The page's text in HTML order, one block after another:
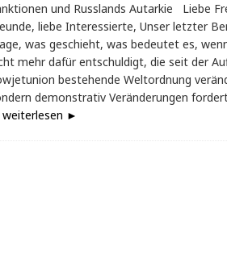
und Russlands Autarkie Liebe
liebe Interessierte, Unser letzter
was geschieht, was bedeutet es,
mehr dafür entschuldigt, die seit der
bestehende Weltordnung
demonstrativ Veränderungen
►